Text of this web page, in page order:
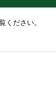
ください。